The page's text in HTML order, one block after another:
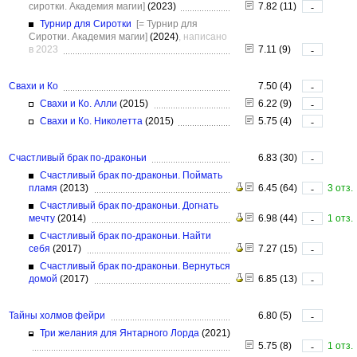
сиротки. Академия магии] (2023) 7.82 (11)
-
Турнир для Сиротки
[= Турнир для
Сиротки. Академия магии] (2024), написано
в 2023
7.11 (9) -
Свахи и Ко 7.50 (4)
-
Свахи и Ко. Алли (2015) 6.22 (9)
-
Свахи и Ко. Николетта (2015) 5.75 (4) -
Счастливый брак по-драконьи 6.83 (30)
-
Счастливый брак по-драконьи. Поймать
пламя (2013) 6.45 (64) -
3 отз.
Счастливый брак по-драконьи. Догнать
мечту (2014) 6.98 (44) -
1 отз.
Счастливый брак по-драконьи. Найти
себя (2017) 7.27 (15)
-
Счастливый брак по-драконьи. Вернуться
домой (2017) 6.85 (13) -
Тайны холмов фейри 6.80 (5)
-
Три желания для Янтарного Лорда (2021)
5.75 (8)
-
1 отз.